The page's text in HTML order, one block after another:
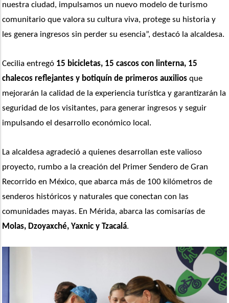
nuestra ciudad, impulsamos un nuevo modelo de turismo
comunitario que valora su cultura viva, protege su historia y
les genera ingresos sin perder su esencia”, destacó la alcaldesa.
Cecilia entregó 15 bicicletas, 15 cascos con linterna, 15
chalecos reflejantes y botiquín de primeros auxilios que
mejorarán la calidad de la experiencia turística y garantizarán la
seguridad de los visitantes, para generar ingresos y seguir
impulsando el desarrollo económico local.
La alcaldesa agradeció a quienes desarrollan este valioso
proyecto, rumbo a la creación del Primer Sendero de Gran
Recorrido en México, que abarca más de 100 kilómetros de
senderos históricos y naturales que conectan con las
Molas, Dzoyaxché, Yaxnic y Tzacalá.